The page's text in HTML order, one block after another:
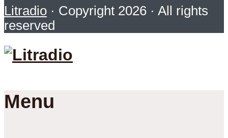
Litradio · Copyright 2026 · All rights
reserved
Menu